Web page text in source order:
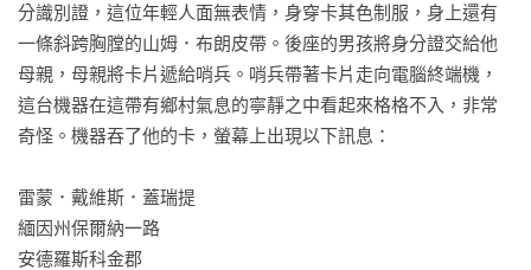
非凡的魔術大師！
──出版家週刊
分識別證，這位年輕人面無表情，身穿卡其色制服，身上還有
一條斜跨胸膛的山姆．布朗皮帶。後座的男孩將身分證交給他
母親，母親將卡片遞給哨兵。哨兵帶著卡片走向電腦終端機，
這台機器在這帶有鄉村氣息的寧靜之中看起來格格不入，非常
奇怪。機器吞了他的卡，螢幕上出現以下訊息：
雷蒙．戴維斯．蓋瑞提
緬因州保爾納一路
安德羅斯科金郡